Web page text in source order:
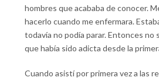
hombres que acababa de conocer.
hacerlo cuando me enfermara.
todavía no podía parar. Entonces no
que había sido adicta desde la
Cuando asistí por primera vez a las